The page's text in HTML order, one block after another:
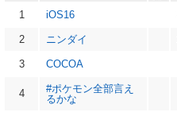
1 iOS16
2 ニンダイ
3 COCOA
4
#ポケモン全部言え
るかな